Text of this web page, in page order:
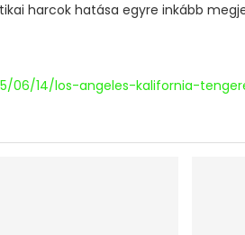
harcok hatása egyre inkább
06/14/los-angeles-kalifornia-